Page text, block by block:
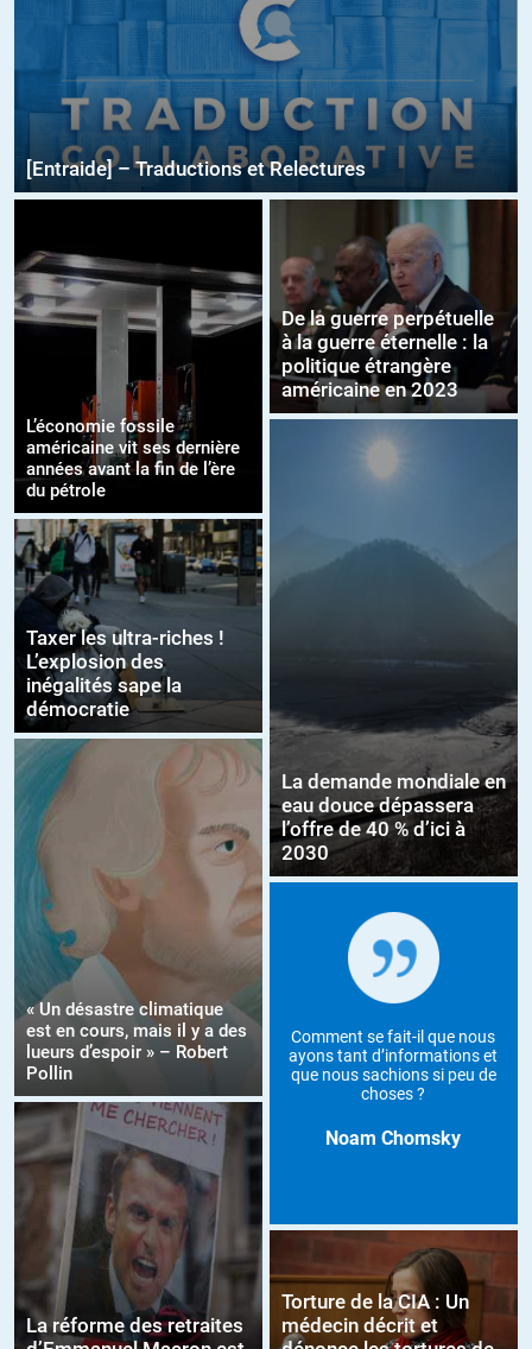
[Entraide] – Traductions et Relectures
L’économie fossile
américaine vit ses dernière
années avant la fin de l’ère
du pétrole
Taxer les ultra-riches !
L’explosion des
inégalités sape la
démocratie
« Un désastre climatique
est en cours, mais il y a des
lueurs d’espoir » – Robert
Pollin
La réforme des retraites
De la guerre perpétuelle
à la guerre éternelle : la
politique étrangère
américaine en 2023
La demande mondiale en
eau douce dépassera
l’offre de 40 % d’ici à
2030
Comment se fait-il que nous
ayons tant d’informations et
que nous sachions si peu de
choses ?
Noam Chomsky
Torture de la CIA : Un
médecin décrit et